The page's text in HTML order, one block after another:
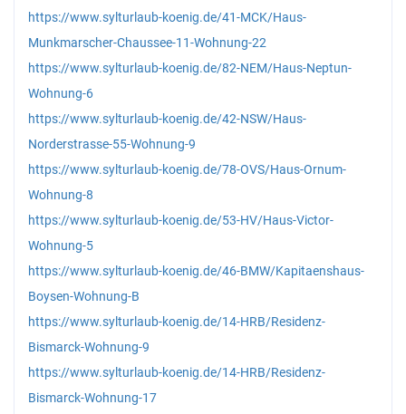
https://www.sylturlaub-koenig.de/41-MCK/Haus-
Munkmarscher-Chaussee-11-Wohnung-22
https://www.sylturlaub-koenig.de/82-NEM/Haus-Neptun-
Wohnung-6
https://www.sylturlaub-koenig.de/42-NSW/Haus-
Norderstrasse-55-Wohnung-9
https://www.sylturlaub-koenig.de/78-OVS/Haus-Ornum-
Wohnung-8
https://www.sylturlaub-koenig.de/53-HV/Haus-Victor-
Wohnung-5
https://www.sylturlaub-koenig.de/46-BMW/Kapitaenshaus-
Boysen-Wohnung-B
https://www.sylturlaub-koenig.de/14-HRB/Residenz-
Bismarck-Wohnung-9
https://www.sylturlaub-koenig.de/14-HRB/Residenz-
Bismarck-Wohnung-17